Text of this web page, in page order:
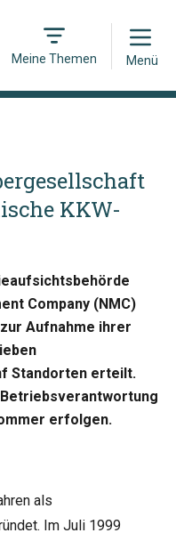
Meine Themen
Open
Menü
KKW-
Company (NMC)
Aufnahme ihrer
Standorten erteilt.
erfolgen.
als
Im Juli 1999